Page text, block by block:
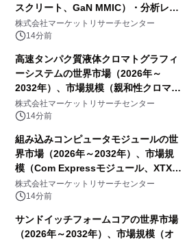
スクリート、GaN MMIC）・分析レポ
ートを発表
株式会社マーケットリサーチセンター
14分前
高速タンパク質液体クロマトグラフィ
ーシステムの世界市場（2026年～
2032年）、市場規模（親和性クロマト
グラフィー、イオン交換クロマトグラ
フィー、疎水性相互作用クロマトグラ
フィー、サイズ排除クロマトグラフィ
ー、その他）・分析レポートを発表
株式会社マーケットリサーチセンター
14分前
組み込みコンピュータモジュールの世
界市場（2026年～2032年）、市場規
模（Com Expressモジュール、XTXモ
ジュール、ETXモジュール、Qeven
(Q7) モジュール、その他）・分析レポ
株式会社マーケットリサーチセンター
14分前
サンドイッチフォームコアの世界市場
（2026年～2032年）、市場規模（オ